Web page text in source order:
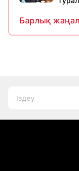
Барлық